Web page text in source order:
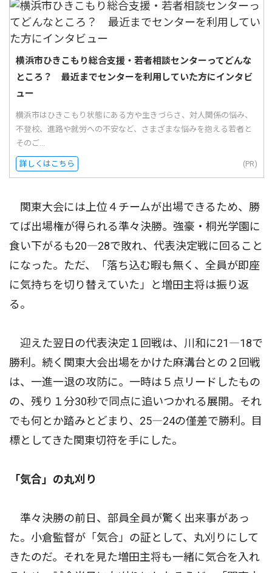
横浜市ひきこもり総合支援・若者相談センターってどんな
ところ？ 最近までセンターを利用していた方にインタビ
ュー
横浜市はひきこもり状態にある方や生きづらさ、対人関係の悩み、
不登校、進路や就労への不安など、さまざまな悩みを抱える若者と
そのご...
詳しくはこちら (PR)
関東大会には上位４チームが出場できるため、勝
てば出場権が得られる準々決勝。強豪・桐光学園に
食い下がるも20―28で敗れ、代表決定戦に回ること
になった。ただ、「落ち込む暇も無く、全員が即座
に気持ちを切り替えていた」と増田主将は振り返
る。
迎えた翌日の代表決定１回戦は、川和に21―18で
勝利。続く関東大会出場をかけた麻溝台との２回戦
は、一進一退の攻防に。一時は５点リードしたもの
の、残り１分30秒で同点に追いつかれる展開。それ
でも何とか踏みとどまり、25―24の僅差で勝利。目
標としてきた関東切符を手にした。
「気合」の丸刈り
準々決勝の前日、部員全員が驚く出来事があっ
た。小倉監督が「気合」の証として、丸刈りにして
きたのだ。それを見た増田主将も一緒に気合を入れ